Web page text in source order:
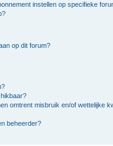
instellen op specifieke
op dit forum?
omtrent misbruik en/of wettelijke
beheerder?